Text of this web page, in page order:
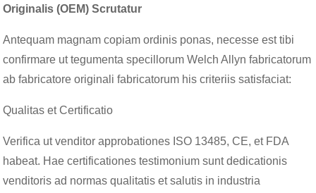
Originalis (OEM) Scrutatur
Antequam magnam copiam ordinis ponas, necesse est tibi
confirmare ut tegumenta specillorum Welch Allyn fabricatorum
ab fabricatore originali fabricatorum his criteriis satisfaciat:
Qualitas et Certificatio
Verifica ut venditor approbationes ISO 13485, CE, et FDA
habeat. Hae certificationes testimonium sunt dedicationis
venditoris ad normas qualitatis et salutis in industria